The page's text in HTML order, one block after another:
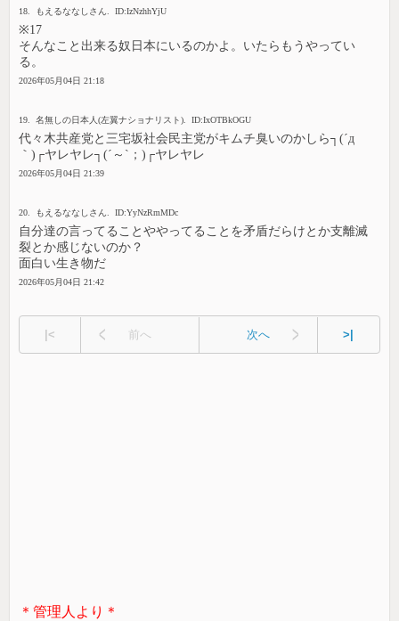
18. もえるななしさん. ID:IzNzhhYjU
※17
そんなこと出来る奴日本にいるのかよ。いたらもうやってい
る。
2026年05月04日 21:18
19. 名無しの日本人(左翼ナショナリスト). ID:IxOTBkOGU
代々木共産党と三宅坂社会民主党がキムチ臭いのかしら┐(´д
｀)┌ヤレヤレ┐(´～`；)┌ヤレヤレ
2026年05月04日 21:39
20. もえるななしさん. ID:YyNzRmMDc
自分達の言ってることややってることを矛盾だらけとか支離滅
裂とか感じないのか？
面白い生き物だ
2026年05月04日 21:42
|< 前へ 次へ >|
＊管理人より＊